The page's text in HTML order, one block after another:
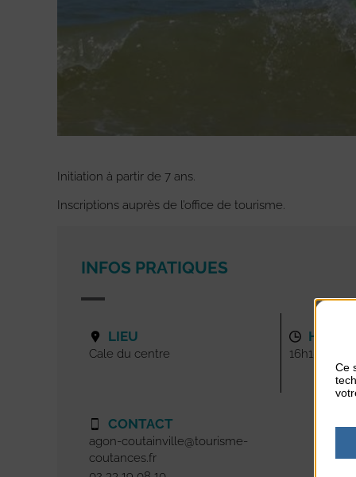
Initiation à partir de 7 ans.
Inscriptions auprès de l’office de tourisme.
INFOS PRATIQUES
LIEU
Cale du centre
CONTACT
agon-coutainville@tourisme-
coutances.fr
16h15-17h45
Ce